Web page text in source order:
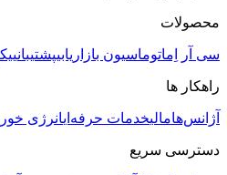
محصولات
سی آر اِماتوماسیون بازاریابیپشتیبانی
راهکار ها
آژانس‌هامالیخدمات حرفه‌ایانرژی
دسترسی سریع